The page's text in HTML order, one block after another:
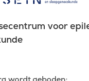
voor